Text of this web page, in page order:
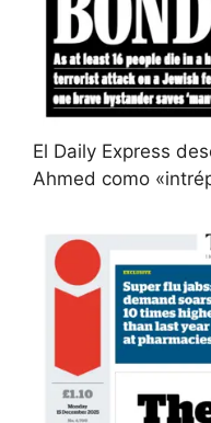
El Daily Express
Ahmed como